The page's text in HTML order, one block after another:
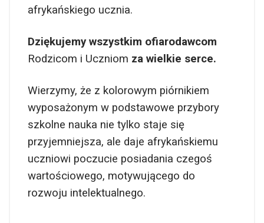
afrykańskiego ucznia.
Dziękujemy wszystkim ofiarodawcom
Rodzicom i Uczniom za wielkie serce.
Wierzymy, że z kolorowym piórnikiem
wyposażonym w podstawowe przybory
szkolne nauka nie tylko staje się
przyjemniejsza, ale daje afrykańskiemu
uczniowi poczucie posiadania czegoś
wartościowego, motywującego do
rozwoju intelektualnego.